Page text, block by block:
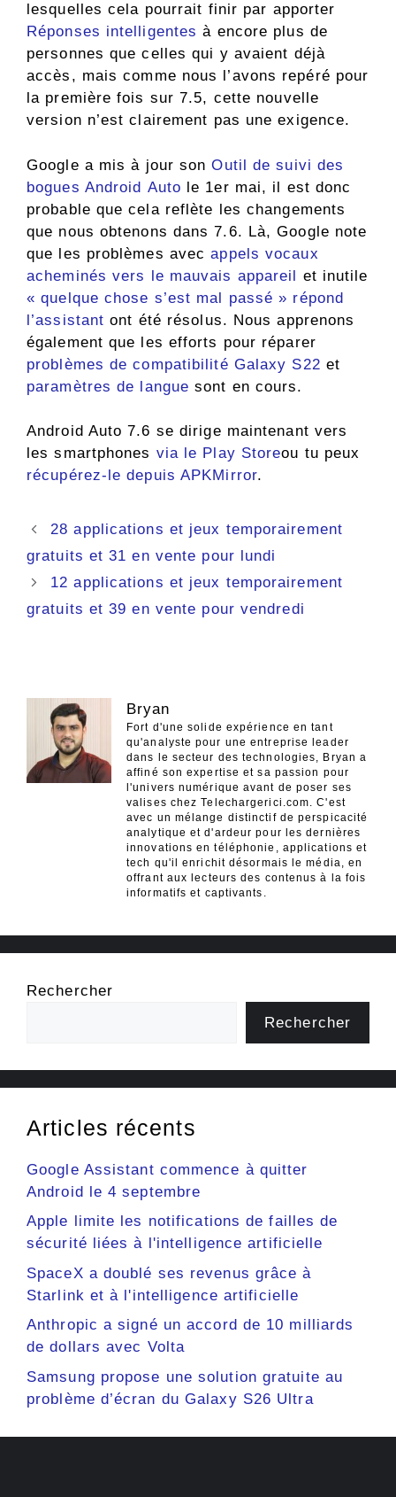
lesquelles cela pourrait finir par apporter
Réponses intelligentes à encore plus de
personnes que celles qui y avaient déjà
accès, mais comme nous l’avons repéré pour
la première fois sur 7.5, cette nouvelle
version n’est clairement pas une exigence.
Google a mis à jour sonOutil de suivi des
bogues Android Auto le 1er mai, il est donc
probable que cela reflète les changements
que nous obtenons dans 7.6. Là, Google note
que les problèmes avecappels vocaux
acheminés vers le mauvais appareil et inutile
« quelque chose s’est mal passé » répond
l’assistant ont été résolus. Nous apprenons
également que les efforts pour réparer
problèmes de compatibilité Galaxy S22 et
paramètres de langue sont en cours.
Android Auto 7.6 se dirige maintenant vers
les smartphones via le Play Storeou tu peux
récupérez-le depuis APKMirror.
Navigation
des
28 applications et jeux temporairement
gratuits et 31 en vente pour lundi
12 applications et jeux temporairement
gratuits et 39 en vente pour vendredi
Bryan
Fort d'une solide expérience en tant
qu'analyste pour une entreprise leader
dans le secteur des technologies, Bryan a
affiné son expertise et sa passion pour
l'univers numérique avant de poser ses
valises chez Telechargerici.com. C'est
avec un mélange distinctif de perspicacité
analytique et d'ardeur pour les dernières
innovations en téléphonie, applications et
tech qu'il enrichit désormais le média, en
offrant aux lecteurs des contenus à la fois
informatifs et captivants.
Rechercher
Rechercher
Articles récents
Google Assistant commence à quitter
Android le 4 septembre
Apple limite les notifications de failles de
sécurité liées à l'intelligence artificielle
SpaceX a doublé ses revenus grâce à
Starlink et à l'intelligence artificielle
Anthropic a signé un accord de 10 milliards
de dollars avec Volta
Samsung propose une solution gratuite au
problème d’écran du Galaxy S26 Ultra